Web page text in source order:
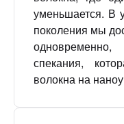
уменьшается. В
поколения мы
спекания,
волокна на